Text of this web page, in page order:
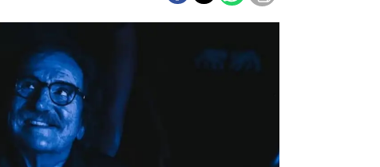
Aplausos
Cines
Economía y finanzas
Con el campo
Espacio empresas
Sociedad